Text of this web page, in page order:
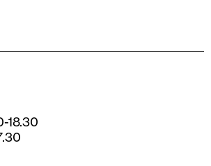
18.30